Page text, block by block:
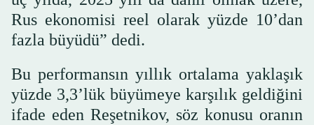
Rus ekonomisi reel olarak yüzde 10’dan
fazla büyüdü” dedi.
Bu performansın yıllık ortalama yaklaşık
yüzde 3,3’lük büyümeye karşılık geldiğini
ifade eden Reşetnikov, söz konusu oranın